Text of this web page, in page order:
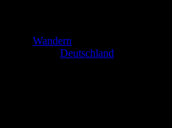
Wandern
Deutschland